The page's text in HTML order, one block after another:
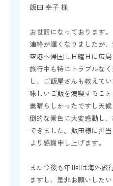
飯田 幸子 様
お世話になっております。
連絡が遅くなりましたが
空港へ帰国し日曜日に広
旅行中も特にトラブルな
し、ご飯屋さんも教えて
味しいご飯を満喫するこ
素晴らしかったですし天
倒的な景色に大変感動し
できました。飯田様に担
より感謝申し上げます。
また今後も年1回は海外旅
ますし、是非お願いした